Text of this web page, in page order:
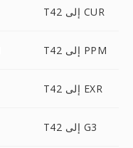
T42 إلى CUR
T42 إلى PPM
T42 إلى EXR
T42 إلى G3